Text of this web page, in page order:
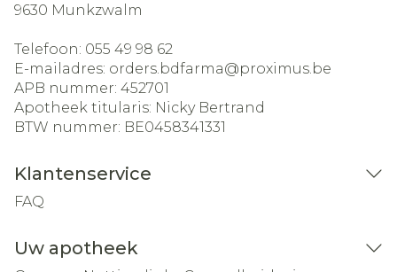
9630 Munkzwalm
Telefoon: 055 49 98 62
E-mailadres: orders.bdfarma@proximus.be
APB nummer: 452701
Apotheek titularis: Nicky Bertrand
BTW nummer: BE0458341331
Klantenservice
FAQ
Uw apotheek